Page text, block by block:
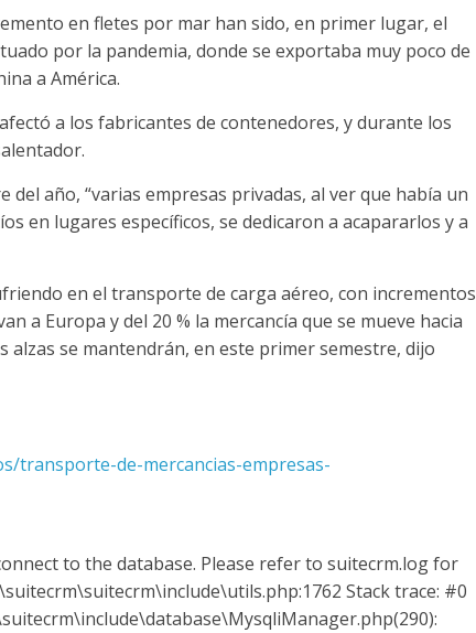
en fletes por mar han sido, en primer lugar, el
por la pandemia, donde se exportaba muy poco de
a América.
a los fabricantes de contenedores, y durante los
año, “varias empresas privadas, al ver que había un
en lugares específicos, se dedicaron a acapararlos y a
en el transporte de carga aéreo, con incrementos
a Europa y del 20 % la mercancía que se mueve hacia
alzas se mantendrán, en este primer semestre, dijo
transporte-de-mercancias-empresas-
to the database. Please refer to suitecrm.log for
Stack trace: #0